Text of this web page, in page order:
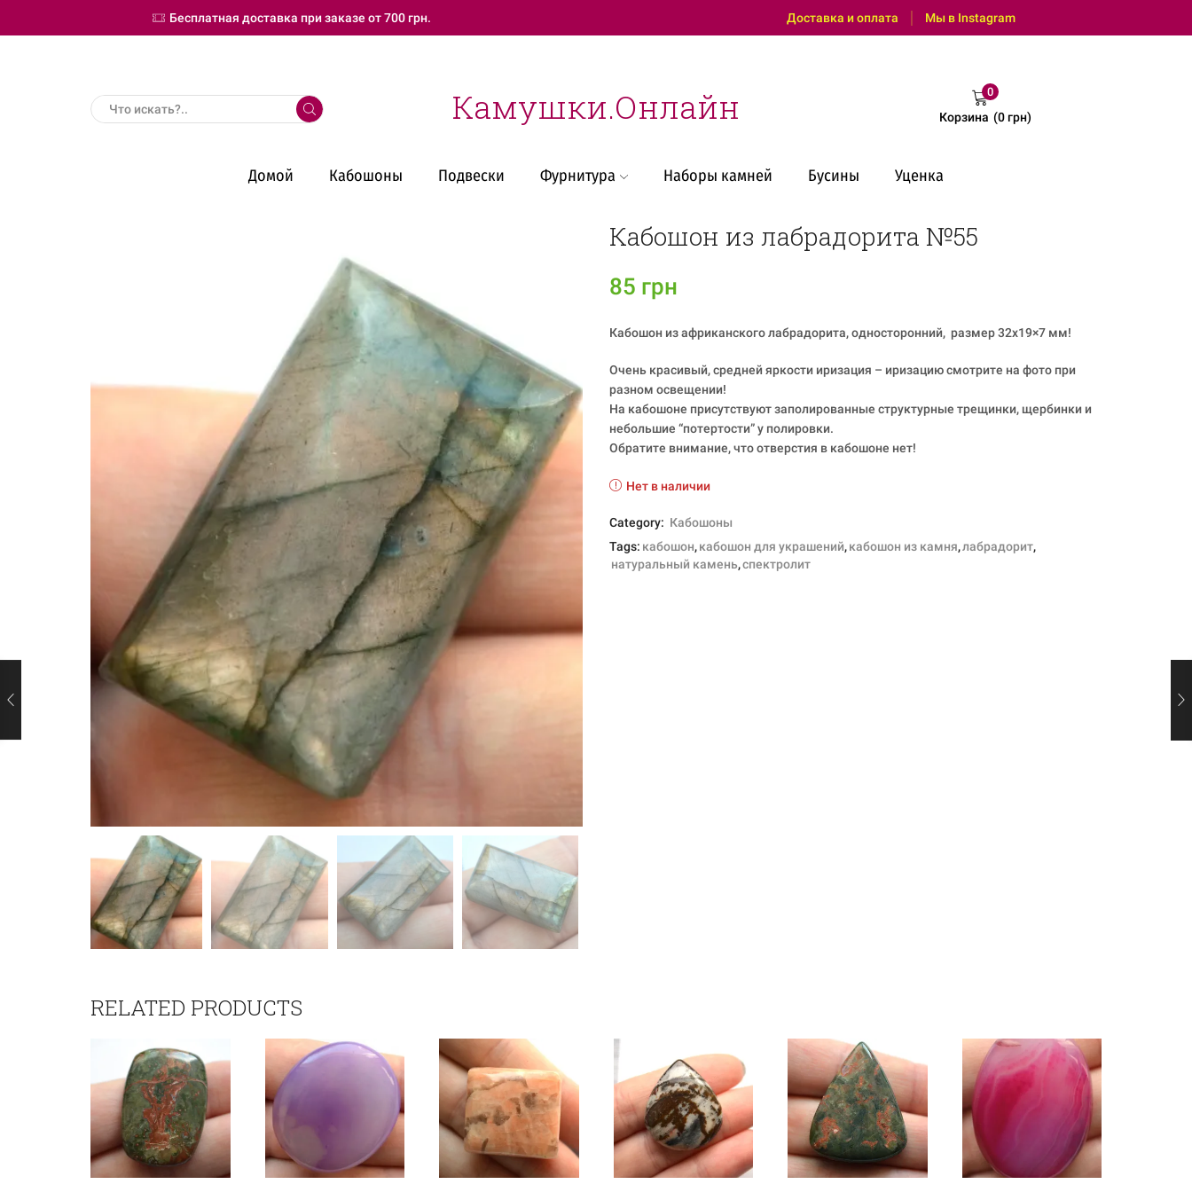
Бесплатная доставка при заказе от 700 грн. Техническая поддержка: (095) 0 600 550 (Viber, Telegram, с 9:00 до 18:00)
Доставка и оплата Мы в Instagram
Камушки.Онлайн 0
Корзина (0грн)
Домой Кабошоны Подвески Фурнитура Наборы камней Бусины Уценка
Кабошон из лабрадорита №55
85 грн
Кабошон из африканского лабрадорита, односторонний, размер 32х19×7 мм!
Очень красивый, средней яркости иризация – иризацию смотрите на фото при
разном освещении!
На кабошоне присутствуют заполированные структурные трещинки, щербинки и
небольшие “потертости” у полировки.
Обратите внимание, что отверстия в кабошоне нет!
Нет в наличии
Category: Кабошоны
Tags: кабошон,кабошон для украшений,кабошон из камня,лабрадорит,
натуральный камень,спектролит
RELATED PRODUCTS